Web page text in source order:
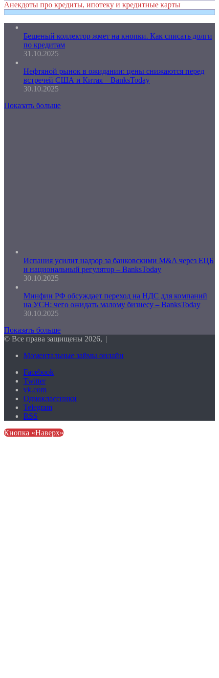
Анекдоты про кредиты, ипотеку и кредитные карты
Бешеный коллектор жмет на кнопки. Как списать долги
по кредитам
31.10.2025
Нефтяной рынок в ожидании: цены снижаются перед
встречей США и Китая – BanksToday
30.10.2025
Показать больше
Испания усилит надзор за банковскими M&A через ЕЦБ
и национальный регулятор – BanksToday
30.10.2025
Минфин РФ обсуждает переход на НДС для компаний
на УСН: чего ожидать малому бизнесу – BanksToday
30.10.2025
Показать больше
© Все права защищены 2026, |
Моментальные займы онлайн
Facebook
Twitter
vk.com
Одноклассники
Telegram
RSS
Кнопка «Наверх»